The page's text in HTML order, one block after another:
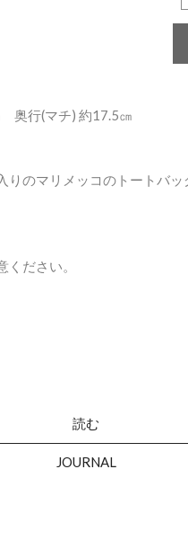
行(マチ) 約17.5㎝
のマリメッコのトートバッ
ださい。
読む
JOURNAL